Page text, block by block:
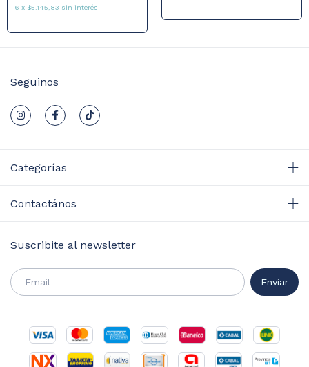
6 x $5.145,83 sin interés
Seguinos
Categorías
Contactános
Suscribite al newsletter